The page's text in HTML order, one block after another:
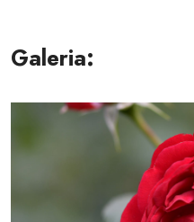
Galeria: